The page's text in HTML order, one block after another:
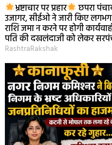
भ्रष्टाचार पर प्रहार छपरा
उजागर, सीईओ ने जारी किए
राशि जमा न करने पर होगी
पति की दखलंदाजी को लेकर
RashtraRakshak